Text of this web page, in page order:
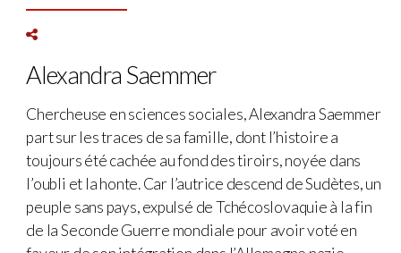
Alexandra Saemmer
Chercheuse en sciences sociales, Alexandra Saemmer
part sur les traces de sa famille, dont l’histoire a
toujours été cachée au fond des tiroirs, noyée dans
l’oubli et la honte. Car l’autrice descend de Sudètes, un
peuple sans pays, expulsé de Tchécoslovaquie à la fin
de la Seconde Guerre mondiale pour avoir voté en